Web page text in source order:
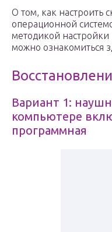
О том, как настроить
операционной
методикой настройки
можно ознакомиться
Вариант 1:
компьютере
программная